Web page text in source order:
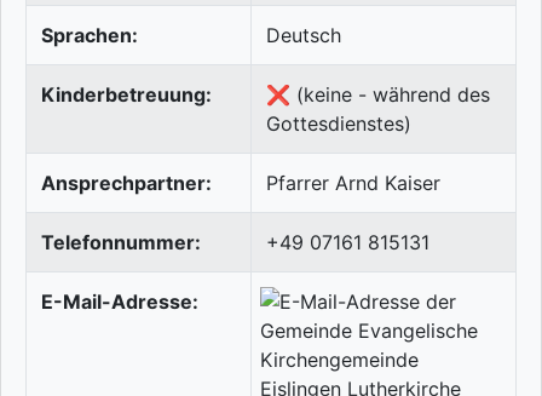
Sprachen: Deutsch
Kinderbetreuung:
❌ (keine - während des
Gottesdienstes)
Ansprechpartner: Pfarrer Arnd Kaiser
Telefonnummer: +49 07161 815131
E-Mail-Adresse: